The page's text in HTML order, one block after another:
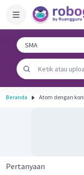
Beranda Atom dengan
Pertanyaan